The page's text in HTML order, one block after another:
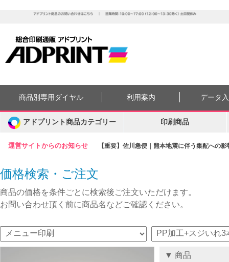
運営サイトからのお知らせ 【重要】佐川急便｜熊本地震に伴う集配への
商品別専用ダイヤル 利用案内 データ
アドプリント商品カテゴリー 印刷商品
価格検索・ご注文
商品の価格を条件ごとに検索後ご注文いただけます。
お問い合わせ頂く前に商品名などご確認ください。
▼ 商品